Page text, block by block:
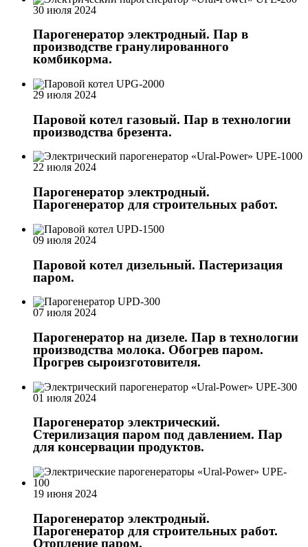
30 июля 2024
Парогенератор электродный. Пар в
производстве гранулированного
комбикорма.
29 июля 2024
Паровой котел газовый. Пар в технологии
производства брезента.
22 июля 2024
Парогенератор электродный.
Парогенератор для строительных работ.
09 июля 2024
Паровой котел дизельный. Пастеризация
паром.
07 июля 2024
Парогенератор на дизеле. Пар в технологии
производства молока. Обогрев паром.
Прогрев сыроизготовителя.
01 июля 2024
Парогенератор электрический.
Стерилизация паром под давлением. Пар
для консервации продуктов.
19 июня 2024
Парогенератор электродный.
Парогенератор для строительных работ.
Отопление паром.